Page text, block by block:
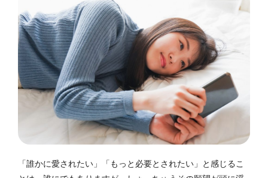
「誰かに愛されたい」「もっと必要とされたい」と感じるこ